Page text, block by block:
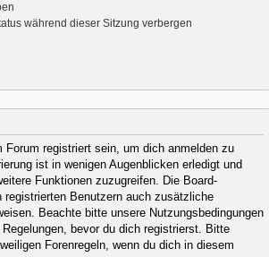
während dieser Sitzung verbergen
Forum registriert sein, um dich anmelden zu
ist in wenigen Augenblicken erledigt und
Funktionen zuzugreifen. Die Board-
registrierten Benutzern auch zusätzliche
Beachte bitte unsere Nutzungsbedingungen
bevor du dich registrierst. Bitte
Forenregeln, wenn du dich in diesem